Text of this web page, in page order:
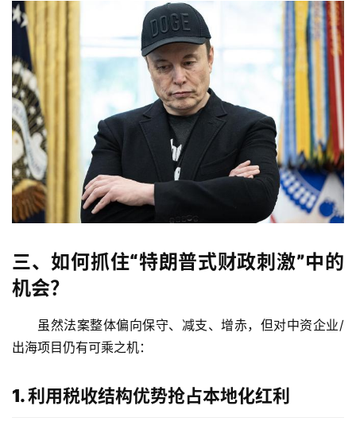
海
外
公
司
海
外
银
行
开
户
全
球
支
方
案
全
登录 注册
三、如何抓住“特朗普式财政刺激”中的
机会？
虽然法案整体偏向保守、减支、增赤，但对中资企业/
出海项目仍有可乘之机：
1. 利用税收结构优势抢占本地化红利